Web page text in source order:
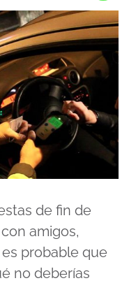
de fin de
amigos,
probable que
no deberías